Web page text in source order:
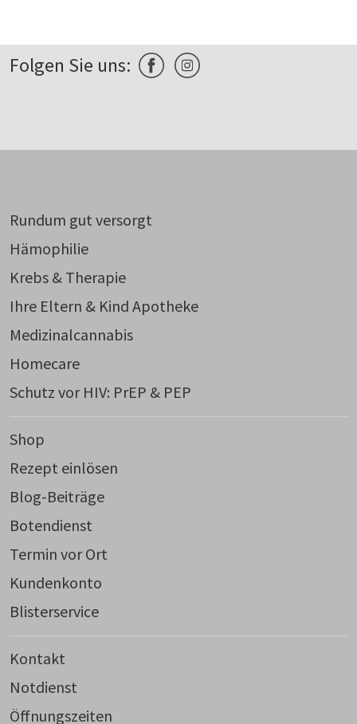
Folgen Sie uns:
Rundum gut versorgt
Hämophilie
Krebs & Therapie
Ihre Eltern & Kind Apotheke
Medizinalcannabis
Homecare
Schutz vor HIV: PrEP & PEP
Shop
Rezept einlösen
Blog-Beiträge
Botendienst
Termin vor Ort
Kundenkonto
Blisterservice
Kontakt
Notdienst
Öffnungszeiten